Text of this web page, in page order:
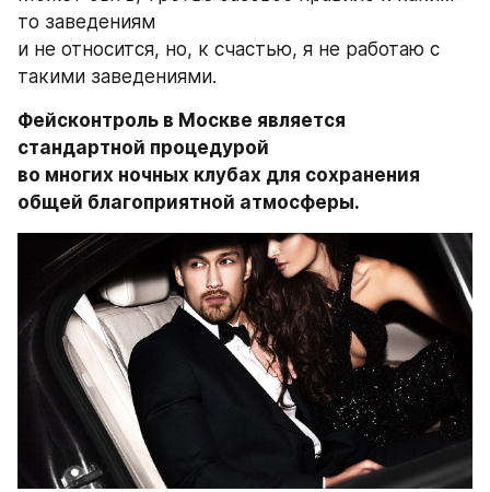
то заведениям
и не относится, но, к счастью, я не работаю с
такими заведениями.
Фейсконтроль в Москве является
стандартной процедурой
во многих ночных клубах для сохранения
общей благоприятной атмосферы.